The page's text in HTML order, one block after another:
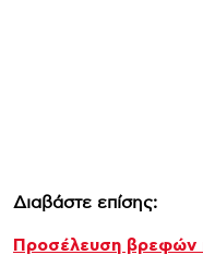
Διαβάστε επίσης:
Προσέλευση βρεφών